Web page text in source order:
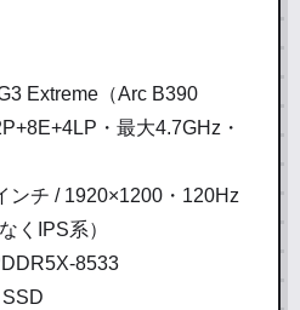
Extreme（Arc B390
・最大4.7GHz・
ンチ / 1920×1200・120Hz
くIPS系）
8533